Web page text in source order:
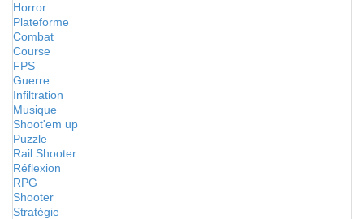
Horror
Plateforme
Combat
Course
FPS
Guerre
Infiltration
Musique
Shoot'em up
Puzzle
Rail Shooter
Réflexion
RPG
Shooter
Stratégie